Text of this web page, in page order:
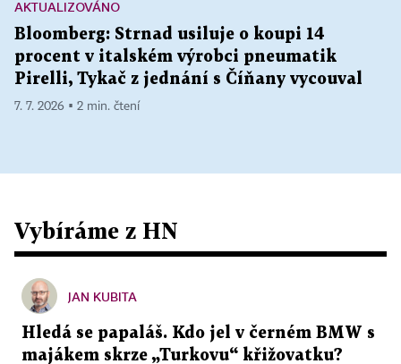
AKTUALIZOVÁNO
Bloomberg: Strnad usiluje o koupi 14
procent v italském výrobci pneumatik
Pirelli, Tykač z jednání s Číňany vycouval
7. 7. 2026 ▪ 2 min. čtení
Vybíráme z HN
JAN KUBITA
Hledá se papaláš. Kdo jel v černém BMW s
majákem skrze „Turkovu“ křižovatku?